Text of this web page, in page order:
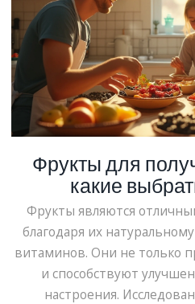
Фрукты для
какие
Фрукты являются
благодаря их
витаминов. Они не только
и способствуют
настроения.